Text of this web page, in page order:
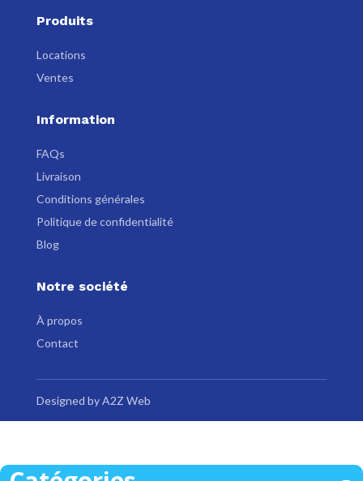
Produits
Locations
Ventes
Information
FAQs
Livraison
Conditions générales
Politique de confidentialité
Blog
Notre société
À propos
Contact
Designed by A2Z Web